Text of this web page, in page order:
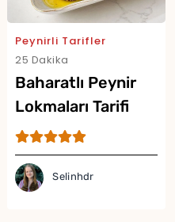
Peynirli Tarifler
25 Dakika
Baharatlı Peynir
Lokmaları Tarifi
Selinhdr